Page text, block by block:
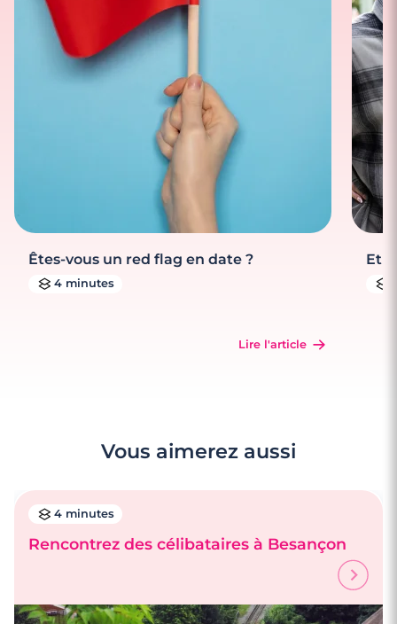
Êtes-vous un red flag en date ?
4 minutes
Lire l'article
Et
Vous aimerez aussi
4 minutes
Rencontrez des célibataires à Besançon